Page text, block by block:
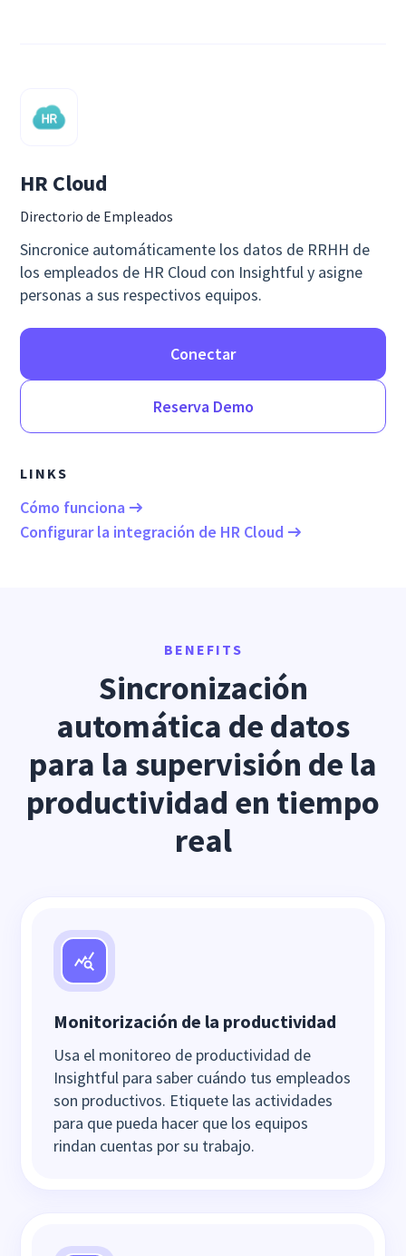
HR Cloud
Directorio de Empleados
Sincronice automáticamente los datos de RRHH de
los empleados de HR Cloud con Insightful y asigne
personas a sus respectivos equipos.
Conectar
Reserva Demo
LINKS
Cómo funciona
Configurar la integración de HR Cloud
BENEFITS
Sincronización
automática de datos
para la supervisión de la
productividad en tiempo
real
Monitorización de la productividad
Usa el monitoreo de productividad de
Insightful para saber cuándo tus empleados
son productivos. Etiquete las actividades
para que pueda hacer que los equipos
rindan cuentas por su trabajo.